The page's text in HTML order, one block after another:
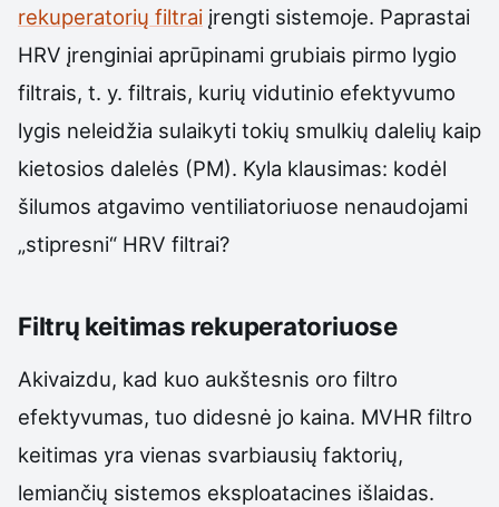
rekuperatorių filtrai įrengti sistemoje. Paprastai
HRV įrenginiai aprūpinami grubiais pirmo lygio
filtrais, t. y. filtrais, kurių vidutinio efektyvumo
lygis neleidžia sulaikyti tokių smulkių dalelių kaip
kietosios dalelės (PM). Kyla klausimas: kodėl
šilumos atgavimo ventiliatoriuose nenaudojami
„stipresni“ HRV filtrai?
Filtrų keitimas rekuperatoriuose
Akivaizdu, kad kuo aukštesnis oro filtro
efektyvumas, tuo didesnė jo kaina. MVHR filtro
keitimas yra vienas svarbiausių faktorių,
lemiančių sistemos eksploatacines išlaidas.